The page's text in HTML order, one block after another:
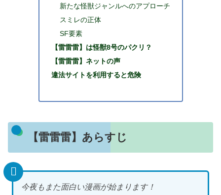
新たな怪獣ジャンルへのアプローチ
スミレの正体
SF要素
【雷雷雷】は怪獣8号のパクリ？
【雷雷雷】ネットの声
違法サイトを利用すると危険
【雷雷雷】あらすじ
今夜もまた面白い漫画が始まります！